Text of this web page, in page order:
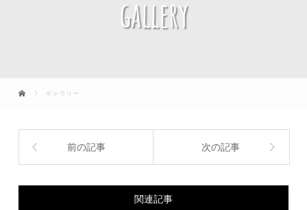
gallery
ギャラリー
前の記事 次の記事
関連記事